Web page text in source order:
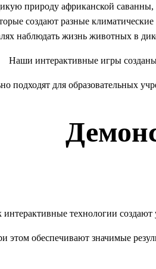
природу африканской
создают разные
наблюдать жизнь животных в
Наши интерактивные игры
подходят для образовательных
технологии
обеспечивают значимые